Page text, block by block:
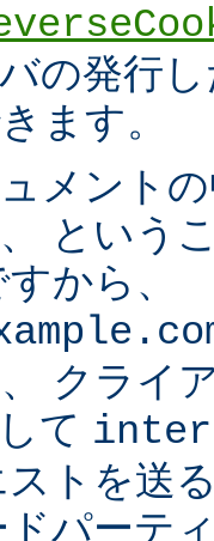
の発行
ます。
メント
という
から、
クライ
て
トを送
ドパーテ